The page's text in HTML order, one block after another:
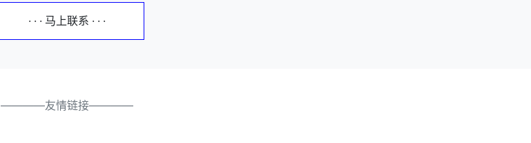
· · · 马上联系 · · ·
————友情链接————